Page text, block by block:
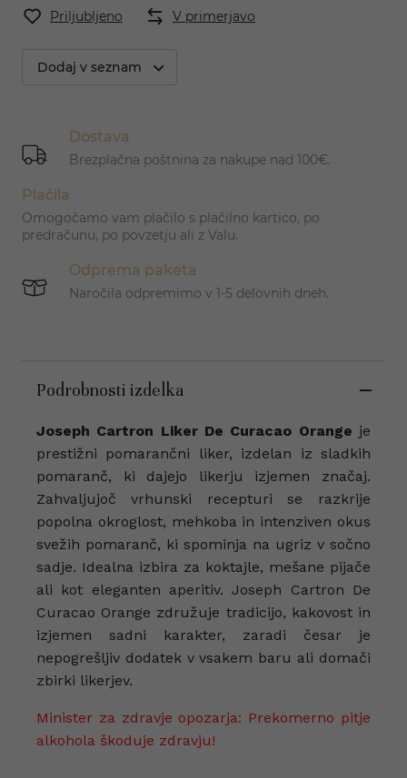
Priljubljeno V primerjavo
Dodaj v seznam
Dostava
Brezplačna poštnina za nakupe nad 100€.
Plačila
Omogočamo vam plačilo s plačilno kartico, po
predračunu, po povzetju ali z Valu.
Odprema paketa
Naročila odpremimo v 1-5 delovnih dneh.
Podrobnosti izdelka
Joseph Cartron Liker De Curacao Orange je
prestižni pomarančni liker, izdelan iz sladkih
pomaranč, ki dajejo likerju izjemen značaj.
Zahvaljujoč vrhunski recepturi se razkrije
popolna okroglost, mehkoba in intenziven okus
svežih pomaranč, ki spominja na ugriz v sočno
sadje. Idealna izbira za koktajle, mešane pijače
ali kot eleganten aperitiv. Joseph Cartron De
Curacao Orange združuje tradicijo, kakovost in
izjemen sadni karakter, zaradi česar je
nepogrešljiv dodatek v vsakem baru ali domači
zbirki likerjev.
Minister za zdravje opozarja: Prekomerno pitje
alkohola škoduje zdravju!